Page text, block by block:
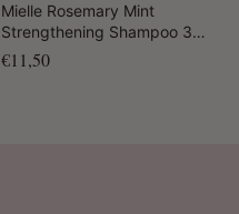
Mielle Rosemary Mint
Strengthening Shampoo 355
ml
€11,50